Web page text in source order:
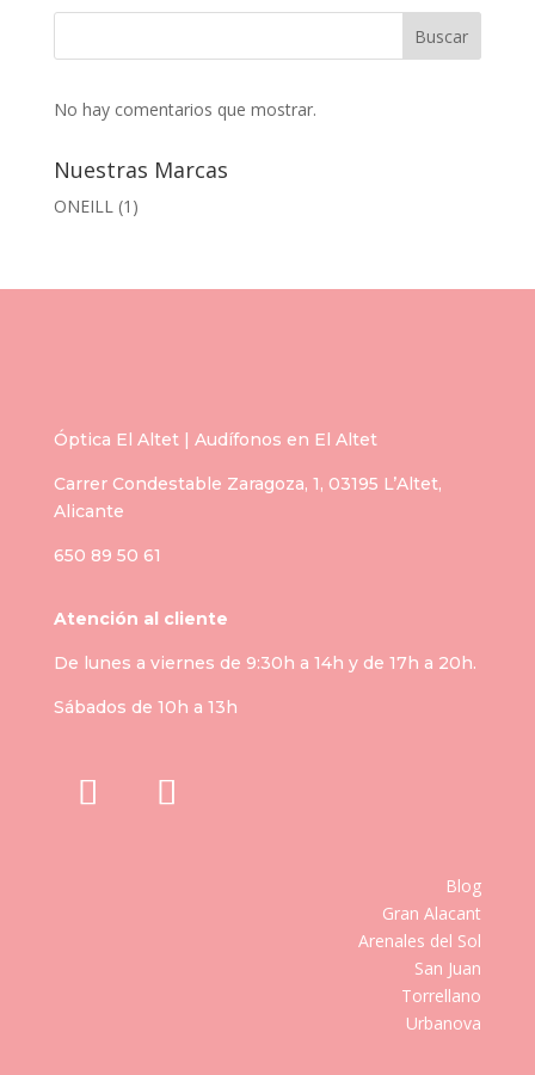
Buscar
No hay comentarios que mostrar.
Nuestras Marcas
ONEILL (1)
Óptica El Altet | Audífonos en El Altet
Carrer Condestable Zaragoza, 1, 03195 L’Altet,
Alicante
650 89 50 61
Atención al cliente
De lunes a viernes de 9:30h a 14h y de 17h a 20h.
Sábados de 10h a 13h
Blog
Gran Alacant
Arenales del Sol
San Juan
Torrellano
Urbanova